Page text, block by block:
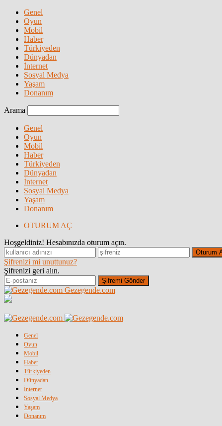
Genel
Oyun
Mobil
Haber
Türkiyeden
Dünyadan
İnternet
Sosyal Medya
Yaşam
Donanım
Arama
Genel
Oyun
Mobil
Haber
Türkiyeden
Dünyadan
İnternet
Sosyal Medya
Yaşam
Donanım
OTURUM AÇ
Hoşgeldiniz! Hesabınızda oturum açın.
Şifrenizi mi unuttunuz?
Şifrenizi geri alın.
Gezegende.com
Genel
Oyun
Mobil
Haber
Türkiyeden
Dünyadan
İnternet
Sosyal Medya
Yaşam
Donanım